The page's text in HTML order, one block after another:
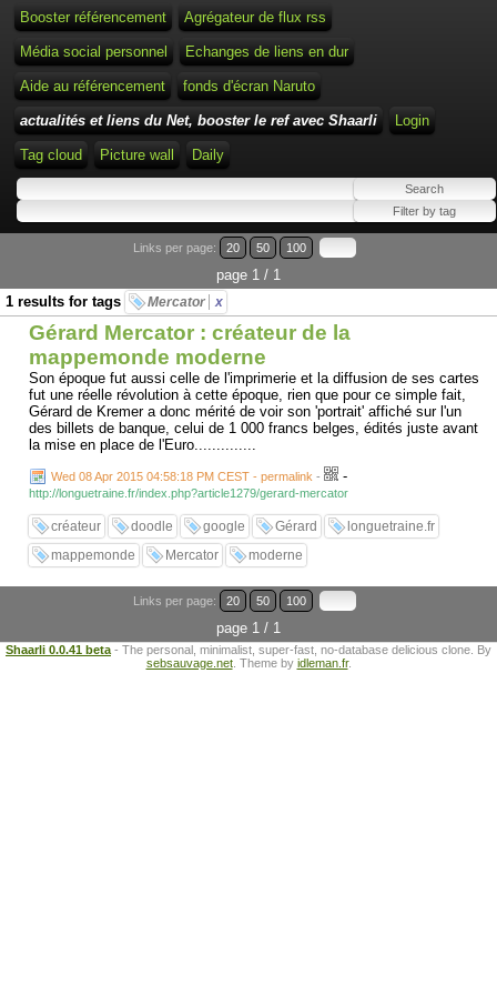
Booster référencement Agrégateur de flux rss
Média social personnel Echanges de liens en dur
Aide au référencement fonds d'écran Naruto
actualités et liens du Net, booster le ref avec Shaarli Login
Tag cloud Picture wall Daily
Links per page: 20 50 100
page 1 / 1
1 results for tags
Mercator x
Gérard Mercator : créateur de la
mappemonde moderne
Son époque fut aussi celle de l'imprimerie et la diffusion de ses cartes
fut une réelle révolution à cette époque, rien que pour ce simple fait,
Gérard de Kremer a donc mérité de voir son 'portrait' affiché sur l'un
des billets de banque, celui de 1 000 francs belges, édités juste avant
la mise en place de l'Euro..............
Wed 08 Apr 2015 04:58:18 PM CEST - permalink - -
http://longuetraine.fr/index.php?article1279/gerard-mercator
créateur doodle google Gérard
longuetraine.fr
mappemonde
Mercator moderne
Links per page: 20 50 100
page 1 / 1
Shaarli 0.0.41 beta - The personal, minimalist, super-fast, no-database delicious clone. By
sebsauvage.net. Theme by idleman.fr.